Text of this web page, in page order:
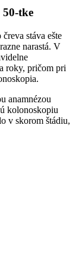
tke
stáva ešte
narastá. V
roky, pričom pri
anamnézou
kolonoskopiu
v skorom štádiu,